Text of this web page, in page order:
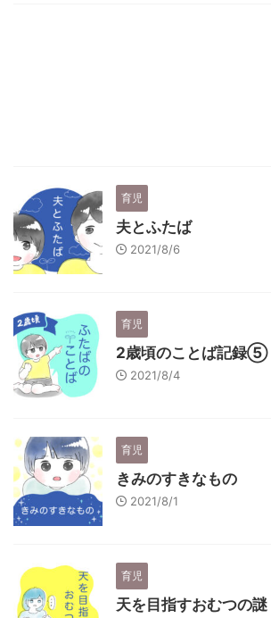
育児
夫とふたば
2021/8/6
育児
2歳頃のことば記録⑤
2021/8/4
育児
きみのすきなもの
2021/8/1
育児
天を目指すおむつの謎